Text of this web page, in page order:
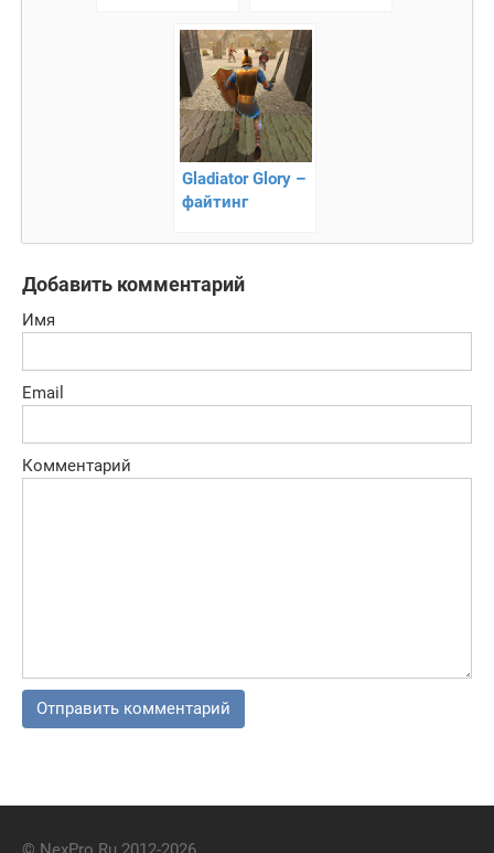
веселитесь
мусоровозе
Gladiator Glory –
файтинг
Добавить комментарий
Имя
Email
Комментарий